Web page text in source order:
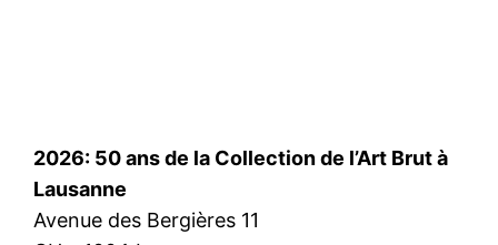
2026: 50 ans de la Collection de l’Art Brut à
Lausanne
Avenue des Bergières 11